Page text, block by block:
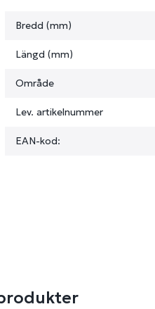
Bredd (mm)
Längd (mm)
Område
Lev. artikelnummer
EAN-kod: